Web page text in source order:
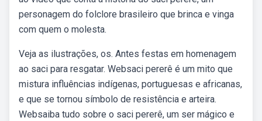
personagem do folclore brasileiro que brinca e vinga
com quem o molesta.
Veja as ilustrações, os. Antes festas em homenagem
ao saci para resgatar. Websaci pererê é um mito que
mistura influências indígenas, portuguesas e africanas,
e que se tornou símbolo de resistência e arteira.
Websaiba tudo sobre o saci pererê, um ser mágico e